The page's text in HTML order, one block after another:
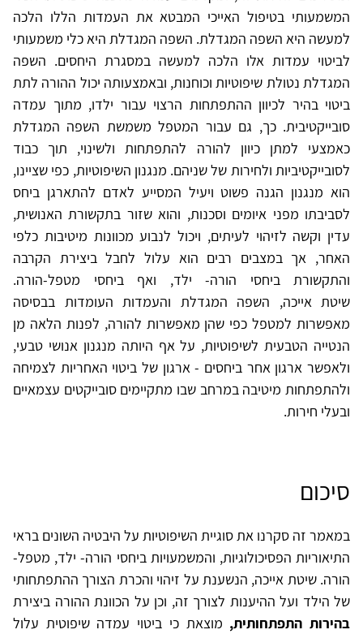
המשמעותי בטיפול האייכי המבטא את העמדות הללו הלכה
למעשה היא השפה המגדלת. השפה המגדלת היא כלי משמעותי
לביטוי עמדות אלו הלכה למעשה במסגרת היחסים. השפה
המגדלת נטולת שיפוטיות וכוחנות, ובאמצעותה יכול ההורה לתת
ביטוי בהיר לכיוון ההתפתחות הרצוי עבור ילדו, מתוך עמדה
סובייקטיבית. כך, גם עבור המטפל משמשת השפה המגדלת
כאמצעי למתן כיוון להורה להתפתחות ולשינוי, תוך כבוד
לסובייקטיביות ולחירות של שניהם. מנגנון השיפוטיות, כפי שציינו,
הוא מנגנון הגנה פשוט ויעיל המסייע לאדם להתארגן ביחס
לסביבתו מפני איומים וסכנות, והוא שזור בתקשורת האנושית,
עדין וקשה לזיהוי לעיתים, ויכול לנבוע מכוונות מיטיבות כלפי
האחר, אך במצבים רבים הוא עלול לחבל ביצירת הקרבה
והתקשורת ביחסי הורה- ילד, ואף ביחסי מטפל-הורה.
שיטת אייכה, השפה המגדלת והעמדות העומדות בבסיסה
מאפשרות למטפל כפי שהן מאפשרות להורה, לפנות הלאה מן
הנטייה הטבעית לשיפוטיות, על אף היותה מנגנון אנושי טבעי,
ולאפשר ארגון אחר ביחסים - ארגון של ביטוי האחריות לצמיחה
ולהתפתחות מיטיבה במרחב שבו מתקיימים סובייקטים עצמאיים
ובעלי חירות.
סיכום
במאמר זה סקרנו את סוגיית השיפוטיות על היבטיה השונים בראי
התיאוריות הפסיכולוגיות, והמשמעויות ביחסי הורה- ילד, מטפל-
הורה. שיטת אייכה, הנשענת על זיהוי והכרת הצורך ההתפתחותי
של הילד ועל ההיענות לצורך זה, וכן על הכוונת ההורה ביצירת
בהירות התפתחותית, מוצאת כי ביטוי עמדה שיפוטית עלול